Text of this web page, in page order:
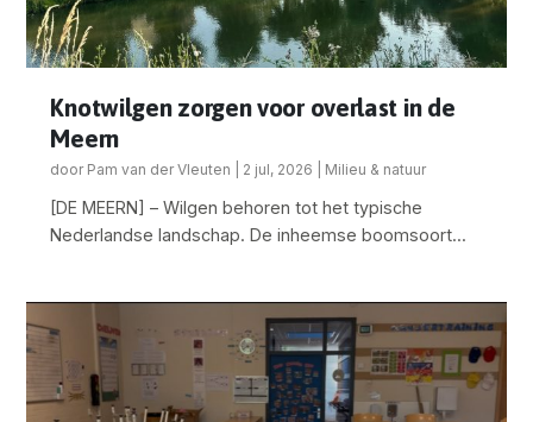
Knotwilgen zorgen voor overlast in de
Meern
door Pam van der Vleuten 2 jul, 2026 Milieu & natuur
[DE MEERN] – Wilgen behoren tot het typische
Nederlandse landschap. De inheemse boomsoort...